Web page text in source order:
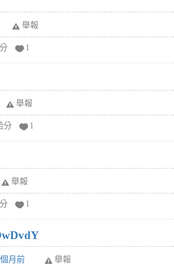
舉報
1
舉報
分 1
舉報
1
月前 舉報